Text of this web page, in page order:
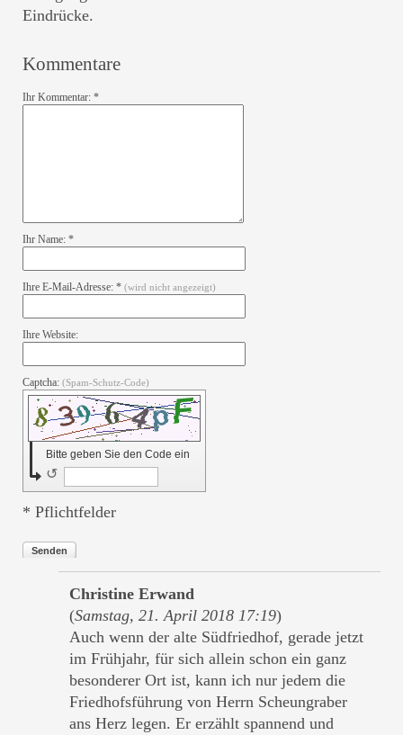
Eindrücke.
Kommentare
Ihr Kommentar: *
Ihr Name: *
Ihre E-Mail-Adresse: * (wird nicht angezeigt)
Ihre Website:
Captcha: (Spam-Schutz-Code)
Bitte geben Sie den Code ein
↺
* Pflichtfelder
Senden
Christine Erwand
(Samstag, 21. April 2018 17:19)
Auch wenn der alte Südfriedhof, gerade jetzt
im Frühjahr, für sich allein schon ein ganz
besonderer Ort ist, kann ich nur jedem die
Friedhofsführung von Herrn Scheungraber
ans Herz legen. Er erzählt spannend und